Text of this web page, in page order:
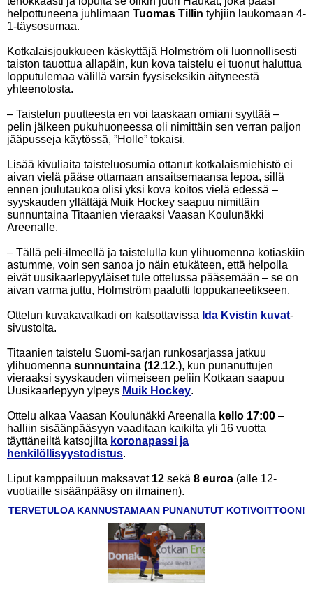
helpottuneena juhlimaan Tuomas Tillin tyhjiin laukomaan 4-
1-täysosumaa.
Kotkalaisjoukkueen käskyttäjä Holmström oli luonnollisesti
taiston tauottua allapäin, kun kova taistelu ei tuonut haluttua
lopputulemaa välillä varsin fyysiseksikin äityneestä
yhteenotosta.
– Taistelun puutteesta en voi taaskaan omiani syyttää –
pelin jälkeen pukuhuoneessa oli nimittäin sen verran paljon
jääpusseja käytössä, ”Holle” tokaisi.
Lisää kivuliaita taisteluosumia ottanut kotkalaismiehistö ei
aivan vielä pääse ottamaan ansaitsemaansa lepoa, sillä
ennen joulutaukoa olisi yksi kova koitos vielä edessä –
syyskauden yllättäjä Muik Hockey saapuu nimittäin
sunnuntaina Titaanien vieraaksi Vaasan Koulunäkki
Areenalle.
– Tällä peli-ilmeellä ja taistelulla kun ylihuomenna kotiaskiin
astumme, voin sen sanoa jo näin etukäteen, että helpolla
eivät uusikaarlepyyläiset tule ottelussa pääsemään – se on
aivan varma juttu, Holmström paalutti loppukaneetikseen.
Ottelun kuvakavalkadi on katsottavissa Ida Kvistin kuvat-
sivustolta.
Titaanien taistelu Suomi-sarjan runkosarjassa jatkuu
ylihuomenna sunnuntaina (12.12.), kun punanuttujen
vieraaksi syyskauden viimeiseen peliin Kotkaan saapuu
Uusikaarlepyyn ylpeys Muik Hockey.
Ottelu alkaa Vaasan Koulunäkki Areenalla kello 17:00 –
halliin sisäänpääsyyn vaaditaan kaikilta yli 16 vuotta
täyttäneiltä katsojilta koronapassi ja
henkilöllisyystodistus.
Liput kamppailuun maksavat 12 sekä 8 euroa (alle 12-
vuotiaille sisäänpääsy on ilmainen).
TERVETULOA KANNUSTAMAAN PUNANUTUT KOTIVOITTOON!